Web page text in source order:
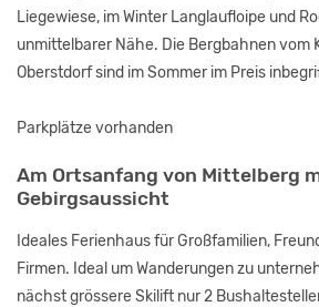
Liegewiese, im Winter Langlaufloipe und
unmittelbarer Nähe. Die Bergbahnen vom
Oberstdorf sind im Sommer im Preis
Parkplätze vorhanden
Am Ortsanfang von Mittelberg
Gebirgsaussicht
Ideales Ferienhaus für Großfamilien,
Firmen. Ideal um Wanderungen zu
nächst grössere Skilift nur 2